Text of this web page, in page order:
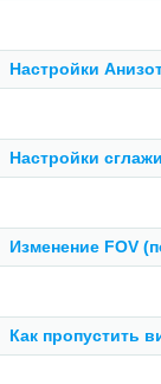
Настройки
Настройки
Изменение FOV
Как пропустить